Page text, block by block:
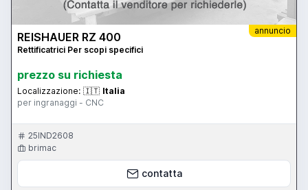
annuncio
REISHAUER RZ 400
Rettificatrici Per scopi specifici
prezzo su richiesta
Localizzazione: 🇮🇹 Italia
per ingranaggi - CNC
25IND2608
brimac
contatta